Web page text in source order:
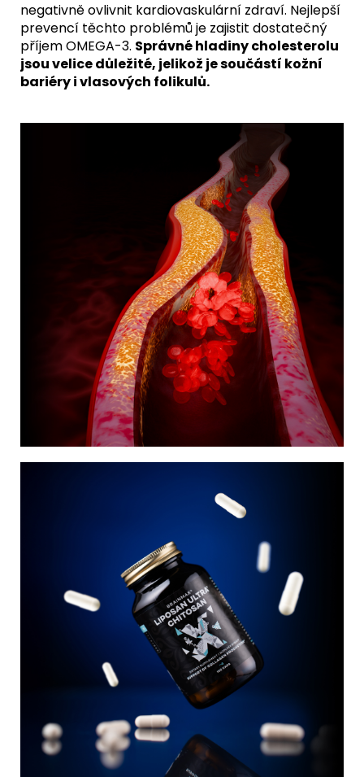
negativně ovlivnit kardiovaskulární zdraví. Nejlepší
prevencí těchto problémů je zajistit dostatečný
příjemOMEGA-3. Správné hladiny cholesterolu
jsou velice důležité, jelikož je součástí kožní
bariéry i vlasových folikulů.